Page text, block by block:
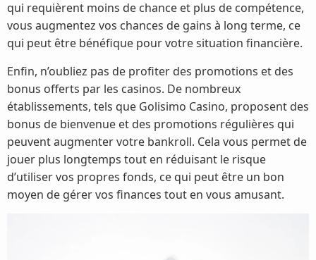
qui requièrent moins de chance et plus de compétence,
vous augmentez vos chances de gains à long terme, ce
qui peut être bénéfique pour votre situation financière.
Enfin, n’oubliez pas de profiter des promotions et des
bonus offerts par les casinos. De nombreux
établissements, tels que Golisimo Casino, proposent des
bonus de bienvenue et des promotions régulières qui
peuvent augmenter votre bankroll. Cela vous permet de
jouer plus longtemps tout en réduisant le risque
d’utiliser vos propres fonds, ce qui peut être un bon
moyen de gérer vos finances tout en vous amusant.